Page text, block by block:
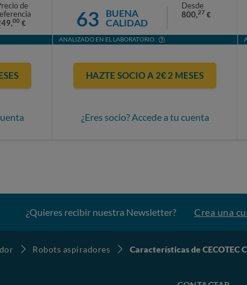
de
00 € 63
BUENA
CALIDAD
Desde
800,27 €
ANALIZADO EN EL LABORATORIO
HAZTE SOCIO A 2€ 2 MESES
¿Eres socio? Accede a tu cuenta
¿Quieres recibir nuestra Newsletter? Crea una
Robots aspiradores Características de CECOTEC